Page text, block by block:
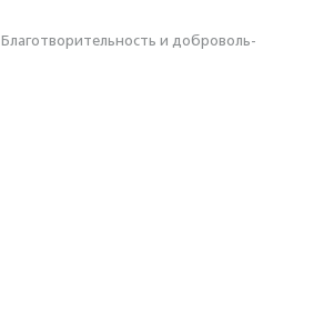
Благотвори­тель­ность и доброволь­